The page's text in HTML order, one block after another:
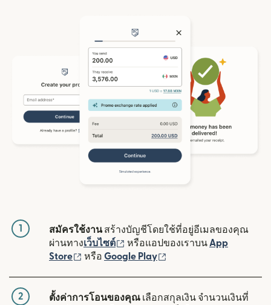
1 สมัครใช้งานสร้างบัญชีโดยใช้ที่อยู่อีเมลของคุณ
ผ่านทางเว็บไซต์ (เปิดในหน้าต่างใหม่)
หรือแอปของเราบน App
Store
(เปิดในหน้าต่างใหม่)
หรือ Google Play
2 ตั้งค่าการโอนของคุณ เลือกสกุลเงิน จำนวนเงินที่